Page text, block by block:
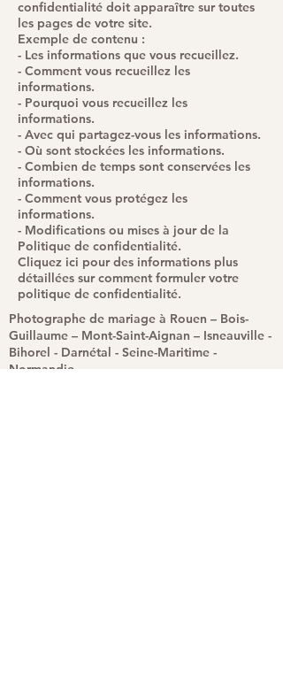
confidentialité doit apparaître sur toutes
les pages de votre site.
Exemple de contenu :
- Les informations que vous recueillez.
- Comment vous recueillez les
informations.
- Pourquoi vous recueillez les
informations.
- Avec qui partagez-vous les informations.
- Où sont stockées les informations.
- Combien de temps sont conservées les
informations.
- Comment vous protégez les
informations.
- Modifications ou mises à jour de la
Politique de confidentialité.
Cliquez ici pour des informations plus
détaillées sur comment formuler votre
politique de confidentialité.
Photographe de mariage à Rouen – Bois-
Guillaume – Mont-Saint-Aignan – Isneauville -
Bihorel - Darnétal - Seine-Maritime -
Normandie